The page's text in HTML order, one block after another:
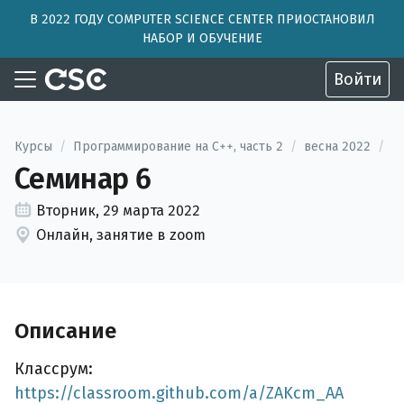
В 2022 ГОДУ COMPUTER SCIENCE CENTER ПРИОСТАНОВИЛ
НАБОР И ОБУЧЕНИЕ
Войти
Курсы / Программирование на C++, часть 2 / весна 2022 /
Семинар 6
Вторник, 29 марта 2022
Онлайн, занятие в zoom
Описание
Классрум:
https://classroom.github.com/a/ZAKcm_AA